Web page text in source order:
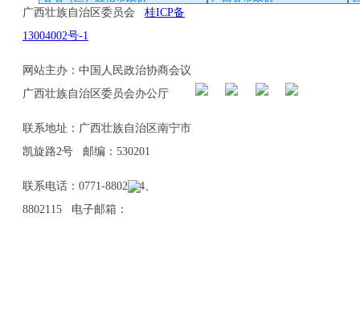
广西壮族自治区委员会 桂ICP备
13004002号-1
网站主办：中国人民政治协商会议
广西壮族自治区委员会办公厅
联系地址：广西壮族自治区南宁市
凯旋路2号 邮编：530201
联系电话：0771-8802114、
8802115 电子邮箱：